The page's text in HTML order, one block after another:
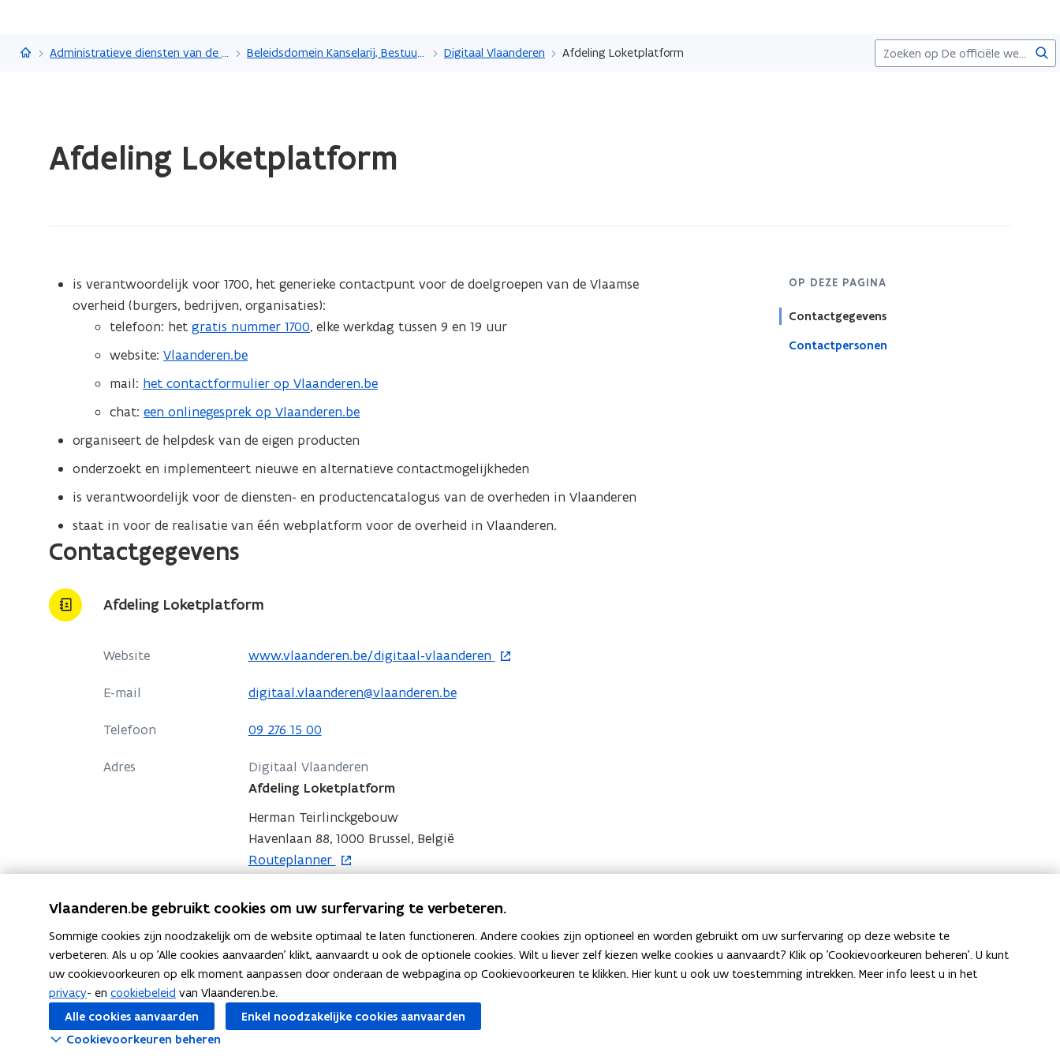
en
Vlaanderen.be Administratieve diensten van de Vlaamse overheid Beleidsdomein Kanselarij, Bestuur, Buitenlandse Zaken en Justitie Digitaal Vlaanderen Afdeling Loketplatform
laden.
Afdeling
Loketplatform
Afdeling Loketplatform
OP DEZE PAGINA
Contactgegevens
Contactpersonen
is verantwoordelijk voor 1700, het generieke contactpunt voor de doelgroepen van de Vlaamse
overheid (burgers, bedrijven, organisaties):
telefoon: hetgratis nummer 1700, elke werkdag tussen 9 en 19 uur
website:Vlaanderen.be
mail: het contactformulier op Vlaanderen.be
chat:een onlinegesprek op Vlaanderen.be
organiseert de helpdesk van de eigen producten
onderzoekt en implementeert nieuwe en alternatieve contactmogelijkheden
is verantwoordelijk voor de diensten- en productencatalogus van de overheden in Vlaanderen
staat in voor de realisatie van één webplatform voor de overheid in Vlaanderen.
Contactgegevens
Afdeling Loketplatform
Website www.vlaanderen.be/digitaal-vlaanderen
o
e
t
i
n
i
e
u
v
e
n
s
t
e
E-mail digitaal.vlaanderen@vlaanderen.be
Telefoon 09 276 15 00
Adres
Digitaal Vlaanderen
Afdeling Loketplatform
Herman Teirlinckgebouw
Havenlaan 88, 1000 Brussel, België
Routeplanner
o
e
t
n
n
i
Contactpersonen
Afdelingshoofd
De Meyer Willem
Vlaanderen.be gebruikt cookies om uw surfervaring te verbeteren.
Sommige cookies zijn noodzakelijk om de website optimaal te laten functioneren. Andere cookies zijn optioneel en worden gebruikt om uw surfervaring op deze website te
verbeteren. Als u op 'Alle cookies aanvaarden' klikt, aanvaardt u ook de optionele cookies. Wilt u liever zelf kiezen welke cookies u aanvaardt? Klik op 'Cookievoorkeuren beheren'. U kunt
uw cookievoorkeuren op elk moment aanpassen door onderaan de webpagina op Cookievoorkeuren te klikken. Hier kunt u ook uw toestemming intrekken. Meer info leest u in het
privacy- en cookiebeleid van Vlaanderen.be.
Alle cookies aanvaarden
Enkel noodzakelijke cookies aanvaarden
Cookievoorkeuren beheren